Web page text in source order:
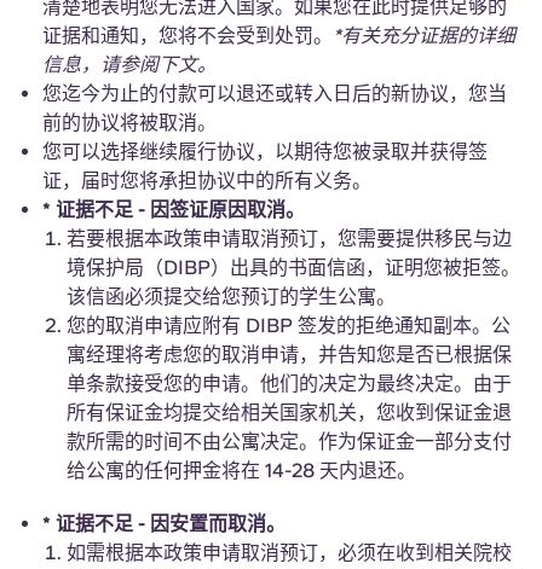
清楚地表明您无法进入国家。如果您在此时提供足够的
证据和通知，您将不会受到处罚。
*有关充分证据的详细
信息，请参阅下文。
您迄今为止的付款可以退还或转入日后的新协议，您当
前的协议将被取消。
您可以选择继续履行协议，以期待您被录取并获得签
证，届时您将承担协议中的所有义务。
* 证据不足 - 因签证原因取消。
若要根据本政策申请取消预订，您需要提供移民与边
境保护局（DIBP）出具的书面信函，证明您被拒签。
该信函必须提交给您预订的学生公寓。
您的取消申请应附有 DIBP 签发的拒绝通知副本。公
寓经理将考虑您的取消申请，并告知您是否已根据保
单条款接受您的申请。他们的决定为最终决定。由于
所有保证金均提交给相关国家机关，您收到保证金退
款所需的时间不由公寓决定。作为保证金一部分支付
给公寓的任何押金将在 14-28 天内退还。
* 证据不足 - 因安置而取消。
如需根据本政策申请取消预订，必须在收到相关院校